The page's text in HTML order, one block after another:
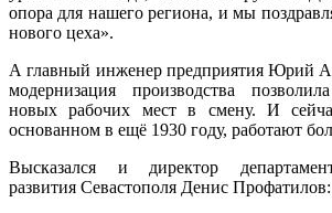
опора для нашего региона, и мы
нового цеха».
А главный инженер предприятия Юрий
модернизация производства
новых рабочих мест в смену. И
основанном в ещё 1930 году, работают
Высказался и директор
развития Севастополя Денис Профатилов: